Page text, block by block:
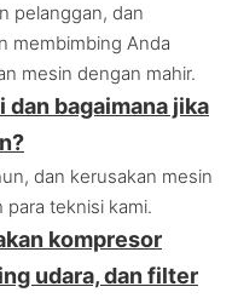
pelanggan, dan
membimbing Anda
mesin dengan mahir.
dan bagaimana jika
dan kerusakan mesin
teknisi kami.
kompresor
udara, dan filter